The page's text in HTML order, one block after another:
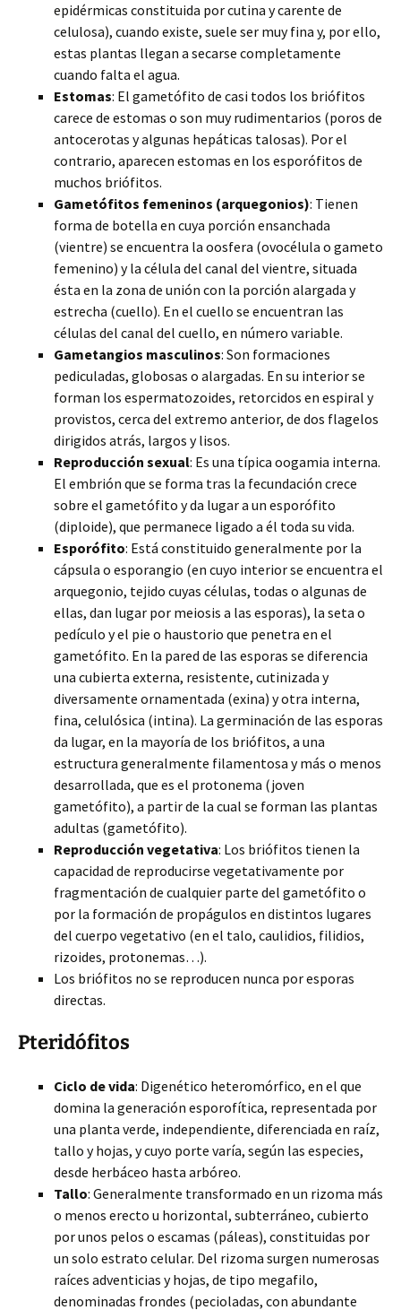
epidérmicas constituida por cutina y carente de
celulosa), cuando existe, suele ser muy fina y, por ello,
estas plantas llegan a secarse completamente
cuando falta el agua.
Estomas: El gametófito de casi todos los briófitos
carece de estomas o son muy rudimentarios (poros de
antocerotas y algunas hepáticas talosas). Por el
contrario, aparecen estomas en los esporófitos de
muchos briófitos.
Gametófitos femeninos (arquegonios): Tienen
forma de botella en cuya porción ensanchada
(vientre) se encuentra la oosfera (ovocélula o gameto
femenino) y la célula del canal del vientre, situada
ésta en la zona de unión con la porción alargada y
estrecha (cuello). En el cuello se encuentran las
células del canal del cuello, en número variable.
Gametangios masculinos: Son formaciones
pediculadas, globosas o alargadas. En su interior se
forman los espermatozoides, retorcidos en espiral y
provistos, cerca del extremo anterior, de dos flagelos
dirigidos atrás, largos y lisos.
Reproducción sexual: Es una típica oogamia interna.
El embrión que se forma tras la fecundación crece
sobre el gametófito y da lugar a un esporófito
(diploide), que permanece ligado a él toda su vida.
Esporófito: Está constituido generalmente por la
cápsula o esporangio (en cuyo interior se encuentra el
arquegonio, tejido cuyas células, todas o algunas de
ellas, dan lugar por meiosis a las esporas), la seta o
pedículo y el pie o haustorio que penetra en el
gametófito. En la pared de las esporas se diferencia
una cubierta externa, resistente, cutinizada y
diversamente ornamentada (exina) y otra interna,
fina, celulósica (intina). La germinación de las esporas
da lugar, en la mayoría de los briófitos, a una
estructura generalmente filamentosa y más o menos
desarrollada, que es el protonema (joven
gametófito), a partir de la cual se forman las plantas
adultas (gametófito).
Reproducción vegetativa: Los briófitos tienen la
capacidad de reproducirse vegetativamente por
fragmentación de cualquier parte del gametófito o
por la formación de propágulos en distintos lugares
del cuerpo vegetativo (en el talo, caulidios, filidios,
rizoides, protonemas…).
Los briófitos no se reproducen nunca por esporas
directas.
Pteridófitos
Ciclo de vida: Digenético heteromórfico, en el que
domina la generación esporofítica, representada por
una planta verde, independiente, diferenciada en raíz,
tallo y hojas, y cuyo porte varía, según las especies,
desde herbáceo hasta arbóreo.
Tallo: Generalmente transformado en un rizoma más
o menos erecto u horizontal, subterráneo, cubierto
por unos pelos o escamas (páleas), constituidas por
un solo estrato celular. Del rizoma surgen numerosas
raíces adventicias y hojas, de tipo megafilo,
denominadas frondes (pecioladas, con abundante